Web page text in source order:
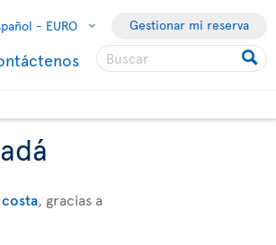
- EURO Gestionar mi reserva
costa, gracias a